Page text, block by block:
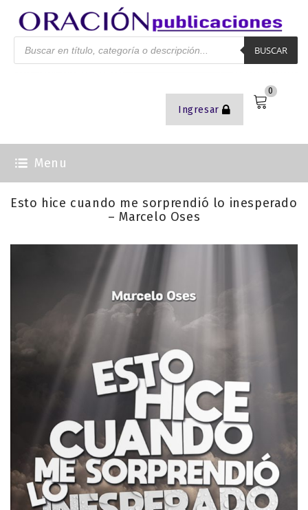
Ingresar
0
BUSCAR
Menu
Esto hice cuando me sorprendió lo inesperado
– Marcelo Oses